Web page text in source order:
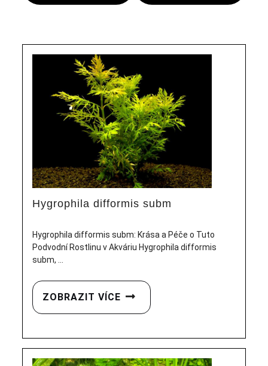
Hygrophila difformis subm
Hygrophila difformis subm: Krása a Péče o Tuto
Podvodní Rostlinu v Akváriu Hygrophila difformis
subm, ...
ZOBRAZIT VÍCE